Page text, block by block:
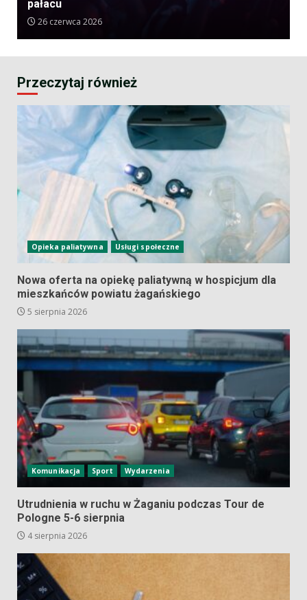
pałacu
26 czerwca 2026
Przeczytaj również
Opieka paliatywna Usługi społeczne
Nowa oferta na opiekę paliatywną w hospicjum dla
mieszkańców powiatu żagańskiego
5 sierpnia 2026
Komunikacja Sport Wydarzenia
Utrudnienia w ruchu w Żaganiu podczas Tour de
Pologne 5-6 sierpnia
4 sierpnia 2026